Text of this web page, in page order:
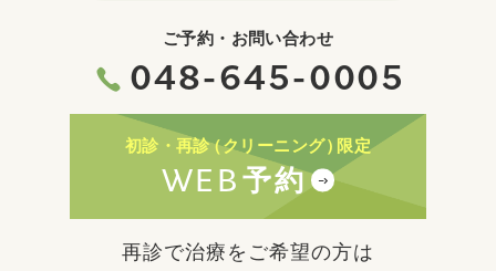
ご予約・お問い合わせ
048-645-0005
初診・再診（クリーニング）限定
WEB 予約
再診で治療をご希望の方は